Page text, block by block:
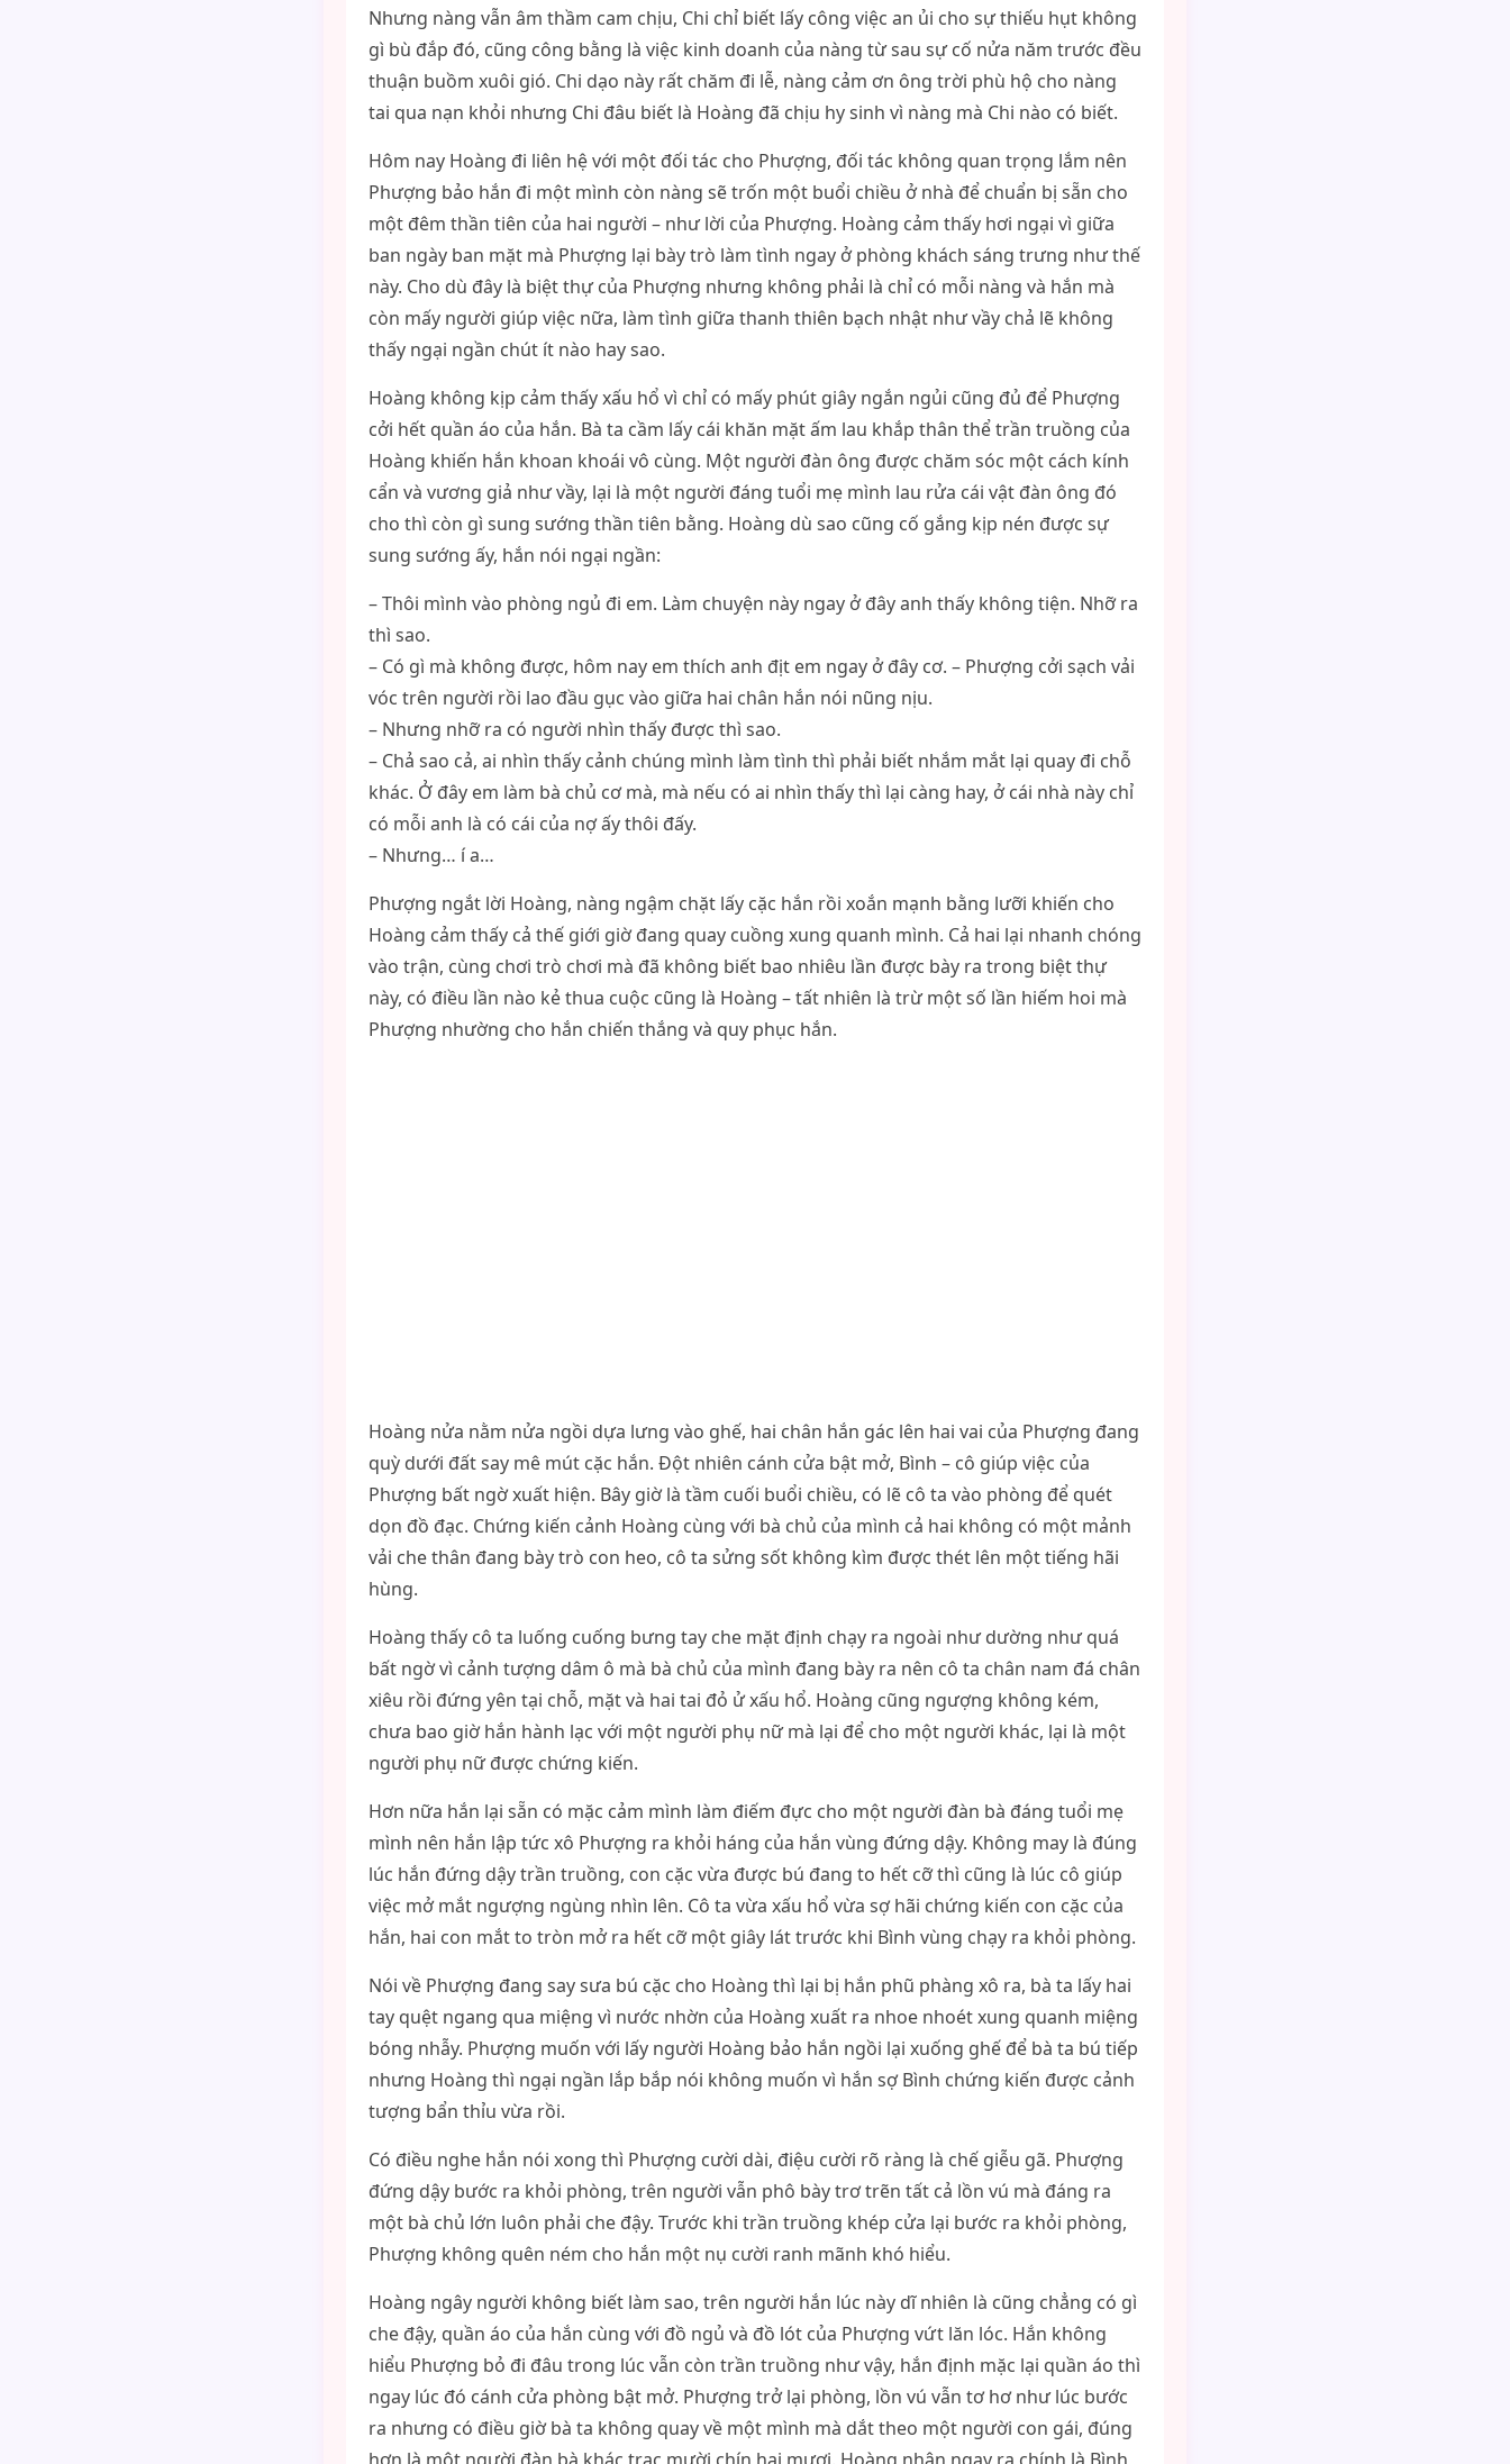
Nhưng nàng vẫn âm thầm cam chịu, Chi chỉ biết lấy công việc an ủi cho sự thiếu hụt không
gì bù đắp đó, cũng công bằng là việc kinh doanh của nàng từ sau sự cố nửa năm trước đều
thuận buồm xuôi gió. Chi dạo này rất chăm đi lễ, nàng cảm ơn ông trời phù hộ cho nàng
tai qua nạn khỏi nhưng Chi đâu biết là Hoàng đã chịu hy sinh vì nàng mà Chi nào có biết.
Hôm nay Hoàng đi liên hệ với một đối tác cho Phượng, đối tác không quan trọng lắm nên
Phượng bảo hắn đi một mình còn nàng sẽ trốn một buổi chiều ở nhà để chuẩn bị sẵn cho
một đêm thần tiên của hai người – như lời của Phượng. Hoàng cảm thấy hơi ngại vì giữa
ban ngày ban mặt mà Phượng lại bày trò làm tình ngay ở phòng khách sáng trưng như thế
này. Cho dù đây là biệt thự của Phượng nhưng không phải là chỉ có mỗi nàng và hắn mà
còn mấy người giúp việc nữa, làm tình giữa thanh thiên bạch nhật như vầy chả lẽ không
thấy ngại ngần chút ít nào hay sao.
Hoàng không kịp cảm thấy xấu hổ vì chỉ có mấy phút giây ngắn ngủi cũng đủ để Phượng
cởi hết quần áo của hắn. Bà ta cầm lấy cái khăn mặt ấm lau khắp thân thể trần truồng của
Hoàng khiến hắn khoan khoái vô cùng. Một người đàn ông được chăm sóc một cách kính
cẩn và vương giả như vầy, lại là một người đáng tuổi mẹ mình lau rửa cái vật đàn ông đó
cho thì còn gì sung sướng thần tiên bằng. Hoàng dù sao cũng cố gắng kịp nén được sự
sung sướng ấy, hắn nói ngại ngần:
– Thôi mình vào phòng ngủ đi em. Làm chuyện này ngay ở đây anh thấy không tiện. Nhỡ ra
thì sao.
– Có gì mà không được, hôm nay em thích anh địt em ngay ở đây cơ. – Phượng cởi sạch vải
vóc trên người rồi lao đầu gục vào giữa hai chân hắn nói nũng nịu.
– Nhưng nhỡ ra có người nhìn thấy được thì sao.
– Chả sao cả, ai nhìn thấy cảnh chúng mình làm tình thì phải biết nhắm mắt lại quay đi chỗ
khác. Ở đây em làm bà chủ cơ mà, mà nếu có ai nhìn thấy thì lại càng hay, ở cái nhà này chỉ
có mỗi anh là có cái của nợ ấy thôi đấy.
– Nhưng… í a…
Phượng ngắt lời Hoàng, nàng ngậm chặt lấy cặc hắn rồi xoắn mạnh bằng lưỡi khiến cho
Hoàng cảm thấy cả thế giới giờ đang quay cuồng xung quanh mình. Cả hai lại nhanh chóng
vào trận, cùng chơi trò chơi mà đã không biết bao nhiêu lần được bày ra trong biệt thự
này, có điều lần nào kẻ thua cuộc cũng là Hoàng – tất nhiên là trừ một số lần hiếm hoi mà
Phượng nhường cho hắn chiến thắng và quy phục hắn.
Hoàng nửa nằm nửa ngồi dựa lưng vào ghế, hai chân hắn gác lên hai vai của Phượng đang
quỳ dưới đất say mê mút cặc hắn. Đột nhiên cánh cửa bật mở, Bình – cô giúp việc của
Phượng bất ngờ xuất hiện. Bây giờ là tầm cuối buổi chiều, có lẽ cô ta vào phòng để quét
dọn đồ đạc. Chứng kiến cảnh Hoàng cùng với bà chủ của mình cả hai không có một mảnh
vải che thân đang bày trò con heo, cô ta sửng sốt không kìm được thét lên một tiếng hãi
hùng.
Hoàng thấy cô ta luống cuống bưng tay che mặt định chạy ra ngoài như dường như quá
bất ngờ vì cảnh tượng dâm ô mà bà chủ của mình đang bày ra nên cô ta chân nam đá chân
xiêu rồi đứng yên tại chỗ, mặt và hai tai đỏ ử xấu hổ. Hoàng cũng ngượng không kém,
chưa bao giờ hắn hành lạc với một người phụ nữ mà lại để cho một người khác, lại là một
người phụ nữ được chứng kiến.
Hơn nữa hắn lại sẵn có mặc cảm mình làm điếm đực cho một người đàn bà đáng tuổi mẹ
mình nên hắn lập tức xô Phượng ra khỏi háng của hắn vùng đứng dậy. Không may là đúng
lúc hắn đứng dậy trần truồng, con cặc vừa được bú đang to hết cỡ thì cũng là lúc cô giúp
việc mở mắt ngượng ngùng nhìn lên. Cô ta vừa xấu hổ vừa sợ hãi chứng kiến con cặc của
hắn, hai con mắt to tròn mở ra hết cỡ một giây lát trước khi Bình vùng chạy ra khỏi phòng.
Nói về Phượng đang say sưa bú cặc cho Hoàng thì lại bị hắn phũ phàng xô ra, bà ta lấy hai
tay quệt ngang qua miệng vì nước nhờn của Hoàng xuất ra nhoe nhoét xung quanh miệng
bóng nhẫy. Phượng muốn với lấy người Hoàng bảo hắn ngồi lại xuống ghế để bà ta bú tiếp
nhưng Hoàng thì ngại ngần lắp bắp nói không muốn vì hắn sợ Bình chứng kiến được cảnh
tượng bẩn thỉu vừa rồi.
Có điều nghe hắn nói xong thì Phượng cười dài, điệu cười rõ ràng là chế giễu gã. Phượng
đứng dậy bước ra khỏi phòng, trên người vẫn phô bày trơ trẽn tất cả lồn vú mà đáng ra
một bà chủ lớn luôn phải che đậy. Trước khi trần truồng khép cửa lại bước ra khỏi phòng,
Phượng không quên ném cho hắn một nụ cười ranh mãnh khó hiểu.
Hoàng ngây người không biết làm sao, trên người hắn lúc này dĩ nhiên là cũng chẳng có gì
che đậy, quần áo của hắn cùng với đồ ngủ và đồ lót của Phượng vứt lăn lóc. Hắn không
hiểu Phượng bỏ đi đâu trong lúc vẫn còn trần truồng như vậy, hắn định mặc lại quần áo thì
ngay lúc đó cánh cửa phòng bật mở. Phượng trở lại phòng, lồn vú vẫn tơ hơ như lúc bước
ra nhưng có điều giờ bà ta không quay về một mình mà dắt theo một người con gái, đúng